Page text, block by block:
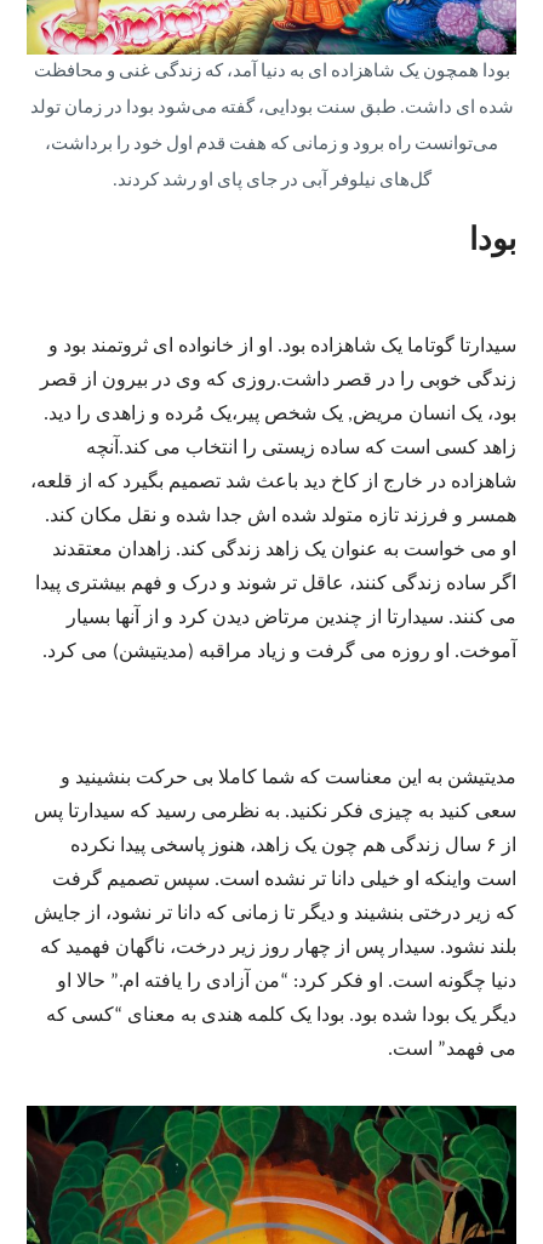
بودا همچون یک شاهزاده ای به دنیا آمد، که زندگی غنی و محافظت
شده ای داشت. طبق سنت بودایی، گفته می‌شود بودا در زمان تولد
می‌توانست راه برود و زمانی که هفت قدم اول خود را برداشت،
گل‌های نیلوفر آبی در جای پای او رشد کردند.
بودا
سیدارتا گوتاما یک شاهزاده بود. او از خانواده ای ثروتمند بود و
زندگی خوبی را در قصر داشت.روزی که وی در بیرون از قصر
بود، یک انسان مریض, یک شخص پیر،یک مُرده و زاهدی را دید.
زاهد کسی است که ساده زیستی را انتخاب می کند.آنچه
شاهزاده در خارج از کاخ دید باعث شد تصمیم بگیرد که از قلعه،
همسر و فرزند تازه متولد شده اش جدا شده و نقل مکان کند.
او می خواست به عنوان یک زاهد زندگی کند. زاهدان معتقدند
اگر ساده زندگی کنند، عاقل تر شوند و درک و فهم بیشتری پیدا
می کنند. سیدارتا از چندین مرتاض دیدن کرد و از آنها بسیار
آموخت. او روزه می گرفت و زیاد مراقبه (مدیتیشن) می کرد.
مدیتیشن به این معناست که شما کاملا بی حرکت بنشینید و
سعی کنید به چیزی فکر نکنید. به نظرمی رسید که سیدارتا پس
از ۶ سال زندگی هم چون یک زاهد، هنوز پاسخی پیدا نکرده
است واینکه او خیلی دانا تر نشده است. سپس تصمیم گرفت
که زیر درختی بنشیند و دیگر تا زمانی که دانا تر نشود، از جایش
بلند نشود. سیدار پس از چهار روز زیر درخت، ناگهان فهمید که
دنیا چگونه است. او فکر کرد: “من آزادی را یافته ام.” حالا او
دیگر یک بودا شده بود. بودا یک کلمه هندی به معنای “کسی که
می فهمد” است.